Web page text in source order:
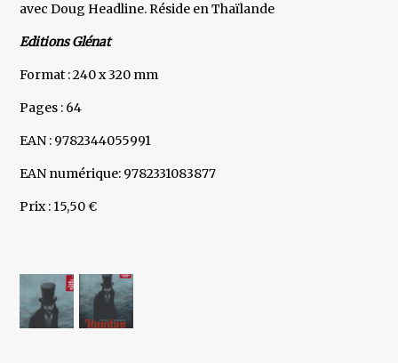
avec Doug Headline. Réside en Thaïlande
Editions Glénat
Format : 240 x 320 mm
Pages : 64
EAN : 9782344055991
EAN numérique: 9782331083877
Prix : 15,50 €